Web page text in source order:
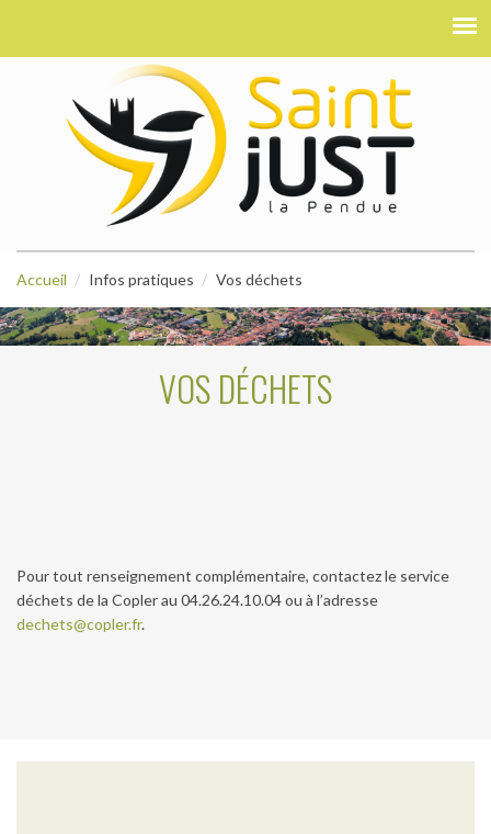
Accueil Infos pratiques Vos déchets
VOS DÉCHETS
Pour tout renseignement complémentaire, contactez le service
déchets de la Copler au 04.26.24.10.04 ou à l’adresse
dechets@copler.fr.